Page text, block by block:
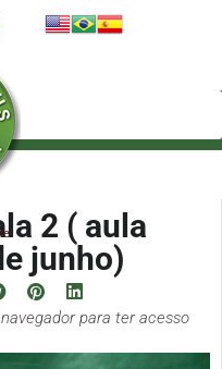
2 ( aula
junho)
para ter acesso